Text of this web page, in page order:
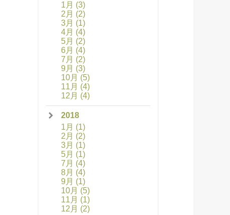
1月 (3)
2月 (2)
3月 (1)
4月 (4)
5月 (2)
6月 (4)
7月 (2)
9月 (3)
10月 (5)
11月 (4)
12月 (4)
2018
1月 (1)
2月 (2)
3月 (1)
5月 (1)
7月 (4)
8月 (4)
9月 (1)
10月 (5)
11月 (1)
12月 (2)